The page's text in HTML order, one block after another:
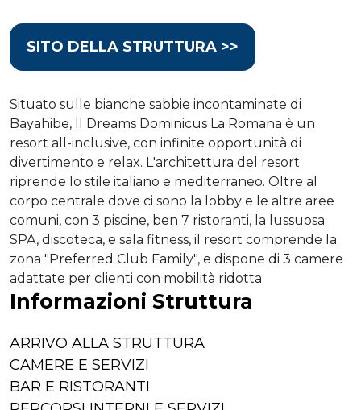
SITO DELLA STRUTTURA >>
Situato sulle bianche sabbie incontaminate di
Bayahibe, Il Dreams Dominicus La Romana è un
resort all-inclusive, con infinite opportunità di
divertimento e relax. L'architettura del resort
riprende lo stile italiano e mediterraneo. Oltre al
corpo centrale dove ci sono la lobby e le altre aree
comuni, con 3 piscine, ben 7 ristoranti, la lussuosa
SPA, discoteca, e sala fitness, il resort comprende la
zona "Preferred Club Family", e dispone di 3 camere
adattate per clienti con mobilità ridotta
Informazioni Struttura
ARRIVO ALLA STRUTTURA
CAMERE E SERVIZI
BAR E RISTORANTI